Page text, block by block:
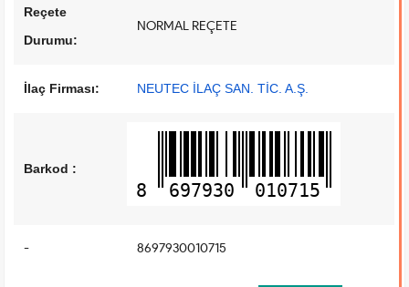
Reçete
Durumu:
NORMAL REÇETE
İlaç Firması: NEUTEC İLAÇ SAN. TİC. A.Ş.
Barkod :
8 697930 010715
- 8697930010715